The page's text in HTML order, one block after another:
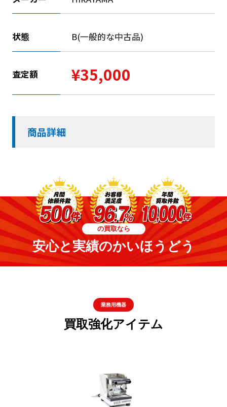
状態 B(一般的な中古品)
査定額 ¥35,000
商品詳細
の買取なら
安心と実績のかいほうどう
業務用機器
買取強化アイテム